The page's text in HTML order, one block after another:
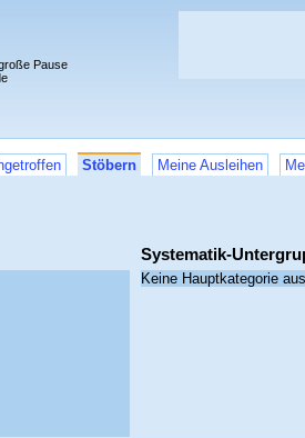
Pause
Stöbern Meine Ausleihen
Systematik-
Keine Hauptkategorie